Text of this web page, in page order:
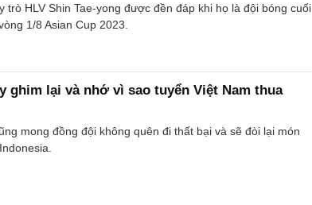
trò HLV Shin Tae-yong được đền đáp khi họ là đội bóng cuối
1/8 Asian Cup 2023.
ghim lại và nhớ vì sao tuyển Việt Nam thua
mong đồng đội không quên đi thất bại và sẽ đòi lại món